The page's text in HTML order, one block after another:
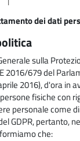
dei dati
sulla
2016/679 del
2016), d'ora in
fisiche con
personale come
GDPR, pertanto,
che: